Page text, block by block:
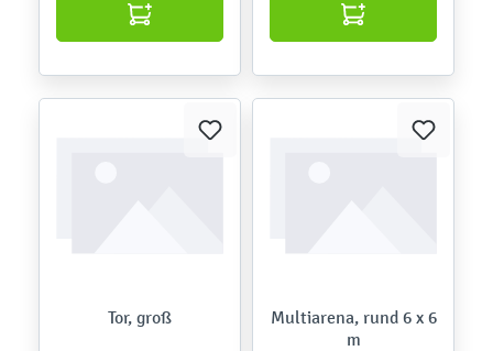
Tor, groß
Multiarena, rund 6 x 6
m